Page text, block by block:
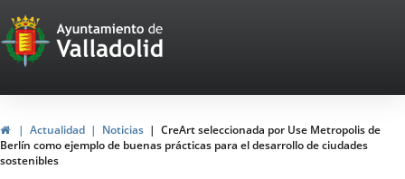
Portal
Web
del
Ayuntamiento
de
InicioActualidad Noticias
CreArt seleccionada por Use Metropolis de
Berlín como ejemplo de buenas prácticas para el desarrollo de ciudades
sostenibles